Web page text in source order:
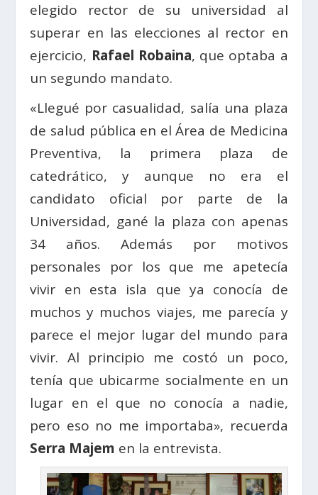
elegido rector de su universidad al
superar en las elecciones al rector en
ejercicio, Rafael Robaina, que optaba a
un segundo mandato.
«Llegué por casualidad, salía una plaza
de salud pública en el Área de Medicina
Preventiva, la primera plaza de
catedrático, y aunque no era el
candidato oficial por parte de la
Universidad, gané la plaza con apenas
34 años. Además por motivos
personales por los que me apetecía
vivir en esta isla que ya conocía de
muchos y muchos viajes, me parecía y
parece el mejor lugar del mundo para
vivir. Al principio me costó un poco,
tenía que ubicarme socialmente en un
lugar en el que no conocía a nadie,
pero eso no me importaba», recuerda
Serra Majem en la entrevista.